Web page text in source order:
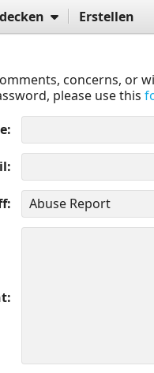
Erstellen
concerns, or
please use this